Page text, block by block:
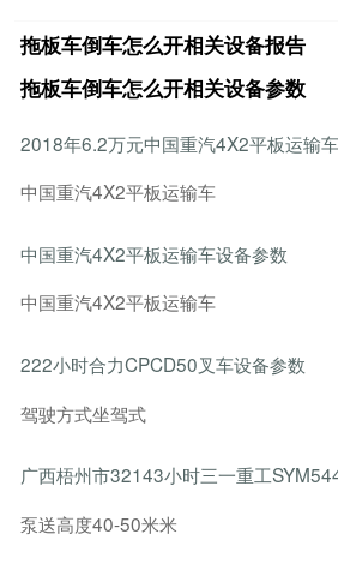
拖板车倒车怎么开相关设备报告
拖板车倒车怎么开相关设备参数
2018年6.2万元中国重汽4X2平板运输
中国重汽4X2平板运输车
中国重汽4X2平板运输车设备参数
中国重汽4X2平板运输车
222小时合力CPCD50叉车设备参数
驾驶方式坐驾式
广西梧州市32143小时三一重工
泵送高度40-50米米